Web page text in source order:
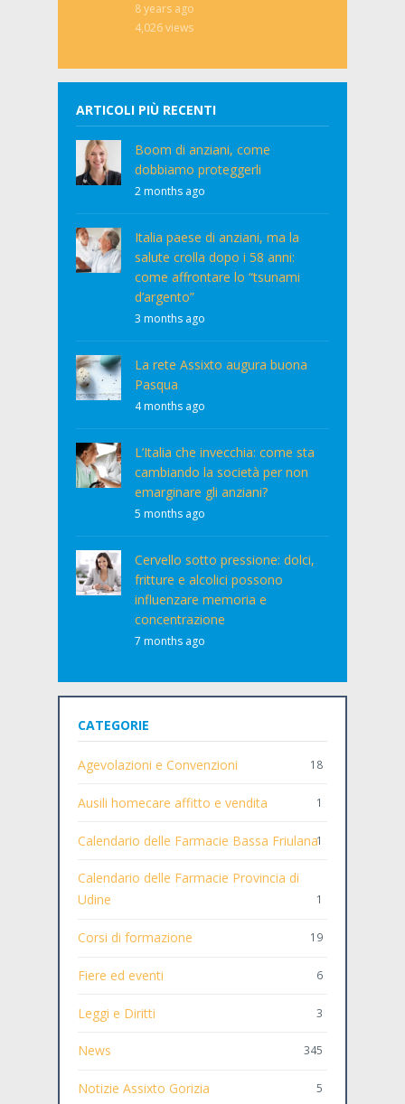
8 years ago
4,026views
ARTICOLI PIÙ RECENTI
Boom di anziani, come
dobbiamo proteggerli
2 months ago
Italia paese di anziani, ma la
salute crolla dopo i 58 anni:
come affrontare lo “tsunami
d’argento”
3 months ago
La rete Assixto augura buona
Pasqua
4 months ago
L’Italia che invecchia: come sta
cambiando la società per non
emarginare gli anziani?
5 months ago
Cervello sotto pressione: dolci,
fritture e alcolici possono
influenzare memoria e
concentrazione
7 months ago
CATEGORIE
Agevolazioni e Convenzioni 18
Ausili homecare affitto e vendita 1
Calendario delle Farmacie Bassa Friulana1
Calendario delle Farmacie Provincia di
Udine
1
Corsi di formazione 19
Fiere ed eventi 6
Leggi e Diritti 3
News 345
Notizie Assixto Gorizia 5